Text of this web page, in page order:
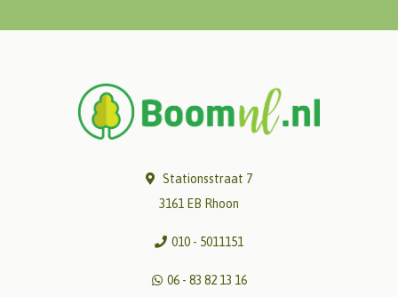
Stationsstraat 7
3161 EB Rhoon
010 - 5011151
06 - 83 82 13 16